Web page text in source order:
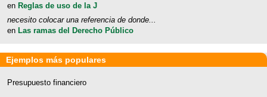
en Reglas de uso de la J
necesito colocar una referencia de donde...
en Las ramas del Derecho Público
Ejemplos más populares
Presupuesto financiero